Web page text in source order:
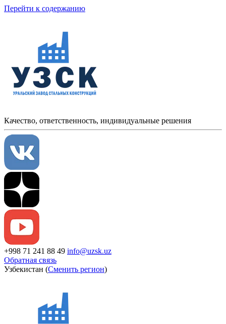
Перейти к содержанию
Качество, ответственность, индивидуальные решения
+998 71 241 88 49 info@uzsk.uz
Обратная связь
Узбекистан (Сменить регион)